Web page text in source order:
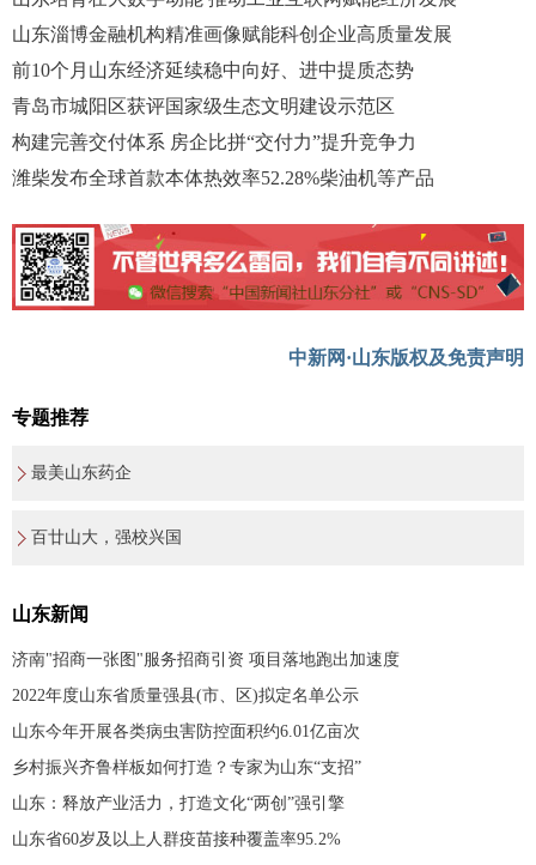
山东淄博金融机构精准画像赋能科创企业高质量发展
前10个月山东经济延续稳中向好、进中提质态势
青岛市城阳区获评国家级生态文明建设示范区
构建完善交付体系 房企比拼“交付力”提升竞争力
潍柴发布全球首款本体热效率52.28%柴油机等产品
中新网·山东版权及免责声明
专题推荐
最美山东药企
百廿山大，强校兴国
山东新闻
济南"招商一张图"服务招商引资 项目落地跑出加速度
2022年度山东省质量强县(市、区)拟定名单公示
山东今年开展各类病虫害防控面积约6.01亿亩次
乡村振兴齐鲁样板如何打造？专家为山东“支招”
山东：释放产业活力，打造文化“两创”强引擎
山东省60岁及以上人群疫苗接种覆盖率95.2%